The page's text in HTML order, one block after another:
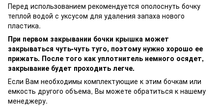
Перед использованием рекомендуется ополоснуть бочку
теплой водой с уксусом для удаления запаха нового
пластика.
При первом закрывании бочки крышка может
закрываться чуть-чуть туго, поэтому нужно хорошо ее
прижать. После того как уплотнитель немного осядет,
закрывание будет проходить легче.
Если Вам необходимы комплектующие к этим бочкам или
емкость другого объема, Вы можете обратиться к нашему
менеджеру.